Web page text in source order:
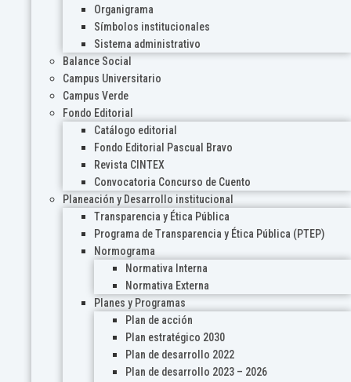
Organigrama
Símbolos institucionales
Sistema administrativo
Balance Social
Campus Universitario
Campus Verde
Fondo Editorial
Catálogo editorial
Fondo Editorial Pascual Bravo
Revista CINTEX
Convocatoria Concurso de Cuento
Planeación y Desarrollo institucional
Transparencia y Ética Pública
Programa de Transparencia y Ética Pública (PTEP)
Normograma
Normativa Interna
Normativa Externa
Planes y Programas
Plan de acción
Plan estratégico 2030
Plan de desarrollo 2022
Plan de desarrollo 2023 – 2026